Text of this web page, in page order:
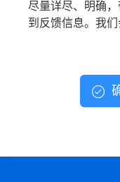
尽量详尽、明确
到反馈信息。我们